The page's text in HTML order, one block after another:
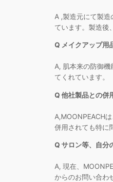
A ,製造元にて製
ています。製造後
Q メイクアップ用
A, 肌本来の防御
てくれています。
Q 他社製品との併
A,MOONPEACH
併用されても特に
Q サロン等、自分
A, 現在、
からのお問い合わ